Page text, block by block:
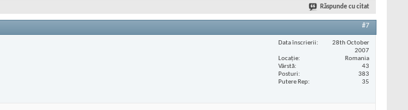
Răspunde cu citat
#7
Data înscrierii
28th October
2007
Locaţie
Romania
Vârstă
43
Posturi
383
Putere Rep
35